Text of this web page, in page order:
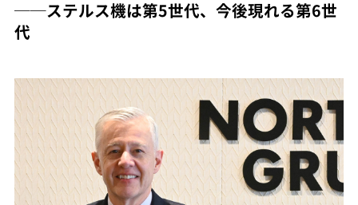
──ステルス機は第5世代、今後現れる第6世
代